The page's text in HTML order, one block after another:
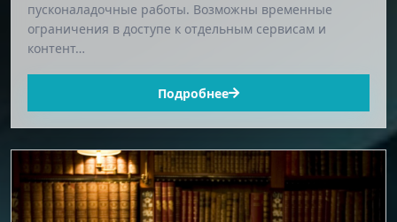
пусконаладочные работы. Возможны временные
ограничения в доступе к отдельным сервисам и
контент…
Подробнее